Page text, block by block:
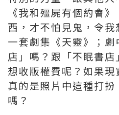
《我和殭屍有個約會
西，才不怕見鬼，令
一套劇集《天靈》；劇
店」嗎？跟「不眠書
想收版權費呢？如果
真的是照片中這種打
嗎？